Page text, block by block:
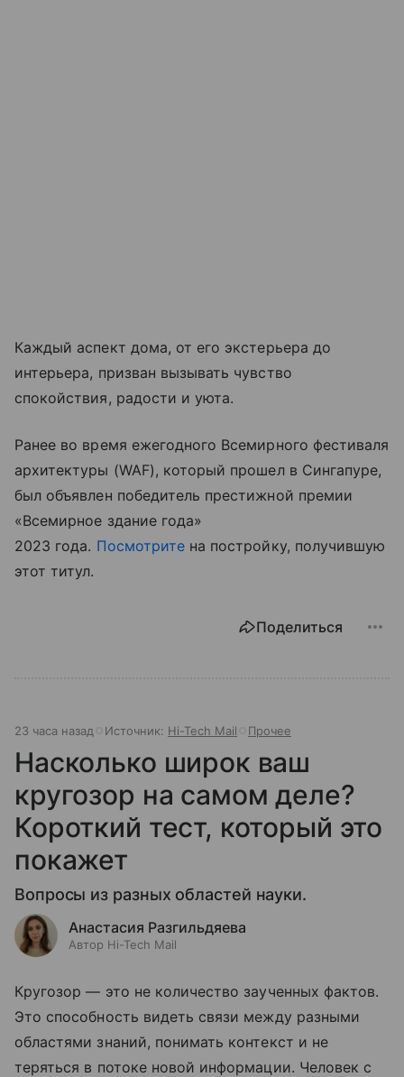
Каждый аспект дома, от его экстерьера до
интерьера, призван вызывать чувство
спокойствия, радости и уюта.
Ранее во время ежегодного Всемирного фестиваля
архитектуры (WAF), который прошел в Сингапуре,
был объявлен победитель престижной премии
«Всемирное здание года»
2023 года. Посмотрите на постройку, получившую
этот титул.
Поделиться
23 часа назад Источник: Hi-Tech Mail Прочее
Насколько широк ваш
кругозор на самом деле?
Короткий тест, который это
покажет
Вопросы из разных областей науки.
Анастасия Разгильдяева
Автор Hi-Tech Mail
Кругозор — это не количество заученных фактов.
Это способность видеть связи между разными
областями знаний, понимать контекст и не
теряться в потоке новой информации. Человек с